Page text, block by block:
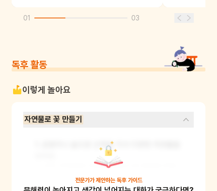
01 03
독후 활동
이렇게 놀아요
자연물로 꽃 만들기
1. 공원이나 숲으로 산책을 가서 다양한 자연물을
2. 모은 자연물을 이용해 책에서 본 꽃들을 만들
전문가가 제안하는 독후 가이드